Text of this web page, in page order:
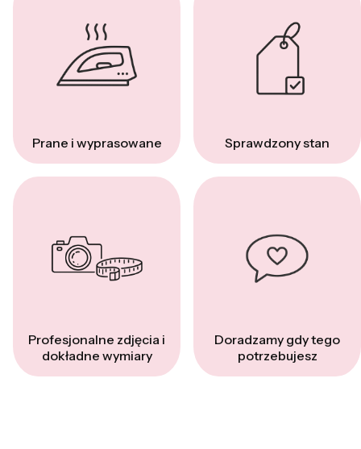
Prane i wyprasowane Sprawdzony stan
Profesjonalne zdjęcia i
dokładne wymiary
Doradzamy gdy tego
potrzebujesz